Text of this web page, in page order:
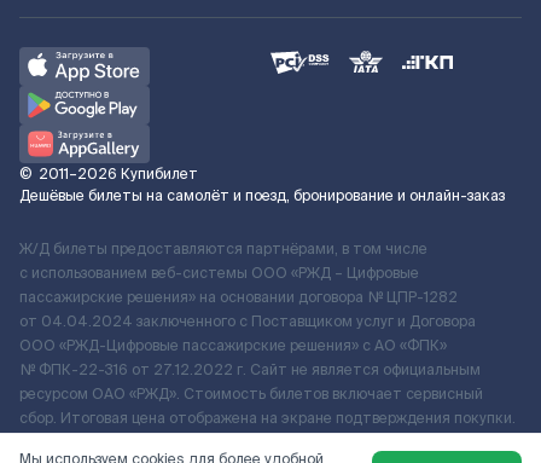
© 2011–2026 Купибилет
Дешёвые билеты на самолёт и поезд, бронирование и онлайн-заказ
Ж/Д билеты предоставляются партнёрами, в том числе
с использованием веб-системы ООО «РЖД – Цифровые
пассажирские решения» на основании договора № ЦПР-1282
от 04.04.2024 заключенного с Поставщиком услуг и Договора
ООО «РЖД-Цифровые пассажирские решения» c АО «ФПК»
№ ФПК-22-316 от 27.12.2022 г. Сайт не является официальным
ресурсом ОАО «РЖД». Стоимость билетов включает сервисный
сбор. Итоговая цена отображена на экране подтверждения покупки.